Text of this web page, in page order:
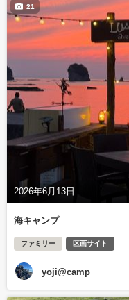
2026年6月13日
21
海キャンプ
ファミリー 区画サイト
yoji@camp